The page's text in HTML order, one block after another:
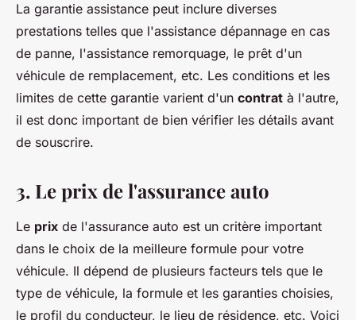
La garantie assistance peut inclure diverses
prestations telles que l'assistance dépannage en cas
de panne, l'assistance remorquage, le prêt d'un
véhicule de remplacement, etc. Les conditions et les
limites de cette garantie varient d'un contrat à l'autre,
il est donc important de bien vérifier les détails avant
de souscrire.
3. Le prix de l'assurance auto
Le prix de l'assurance auto est un critère important
dans le choix de la meilleure formule pour votre
véhicule. Il dépend de plusieurs facteurs tels que le
type de véhicule, la formule et les garanties choisies,
le profil du conducteur, le lieu de résidence, etc. Voici